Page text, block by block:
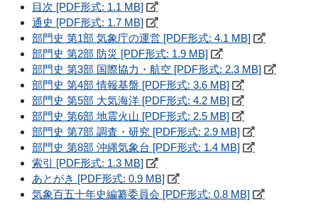
目次 [PDF形式: 1.1 MB]
通史 [PDF形式: 1.7 MB]
部門史 第1部 気象庁の運営 [PDF形式: 4.1 MB]
部門史 第2部 防災 [PDF形式: 1.9 MB]
部門史 第3部 国際協力・航空 [PDF形式: 2.3 MB]
部門史 第4部 情報基盤 [PDF形式: 3.6 MB]
部門史 第5部 大気海洋 [PDF形式: 4.2 MB]
部門史 第6部 地震火山 [PDF形式: 2.5 MB]
部門史 第7部 調査・研究 [PDF形式: 2.9 MB]
部門史 第8部 沖縄気象台 [PDF形式: 1.4 MB]
索引 [PDF形式: 1.3 MB]
あとがき [PDF形式: 0.9 MB]
気象百五十年史編纂委員会 [PDF形式: 0.8 MB]